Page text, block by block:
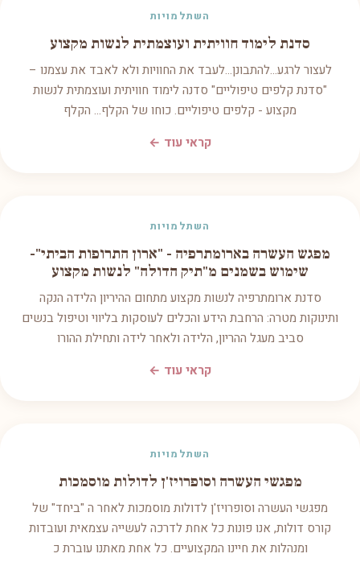
השתלמויות
סדנת לימוד חוויתית ועוצמתית לנשות מקצוע
לעצור לרגע...להתבונן...לעבד את החוויות ולא לאבד את עצמנו –
"סדנת קלפים טיפוליים" סדנה לימוד חוויתית ועוצמתית לנשות
מקצוע - קלפים טיפוליים. כוחו של הקלף... הקלף
קראי עוד ←
השתלמויות
מפגש העשרה בארומתרפיה - "ארון התרופות הביתי"-
שימוש בשמנים מ"תיק הדולה" לנשות מקצוע
סדנת ארומתרפיה לנשות מקצוע מתחום ההיריון הלידה הנקה
ותינוקות מטרה: הרחבת הידע והכלים לעוסקות בליווי וטיפול בנשים
סביב מעגל ההריון, הלידה ולאחר לידה ותחילת ההורו
קראי עוד ←
השתלמויות
מפגשי העשרה וסופרויז'ן לדולות מוסמכות
מפגשי העשרה וסופרויז'ן לדולות מוסמכות לאחר ה "ביחד" של
קורס דולות, אנו פונות כל אחת לדרכה לעשייה עצמאית ועובדות
ומנהלות את חיינו המקצועיים. כל אחת מאתנו עוברת כ